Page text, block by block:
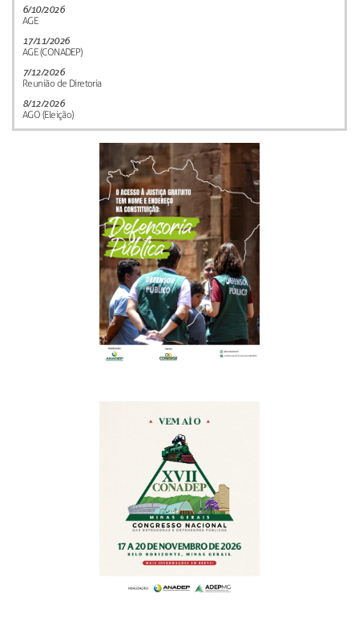
6/10/2026
AGE
17/11/2026
AGE (CONADEP)
7/12/2026
Reunião de Diretoria
8/12/2026
AGO (Eleição)